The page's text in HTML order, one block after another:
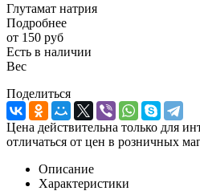
Глутамат натрия
Подробнее
от 150 руб
Есть в наличии
Вес
Поделиться
Цена действительна только для
отличаться от цен в розничных
Описание
Характеристики